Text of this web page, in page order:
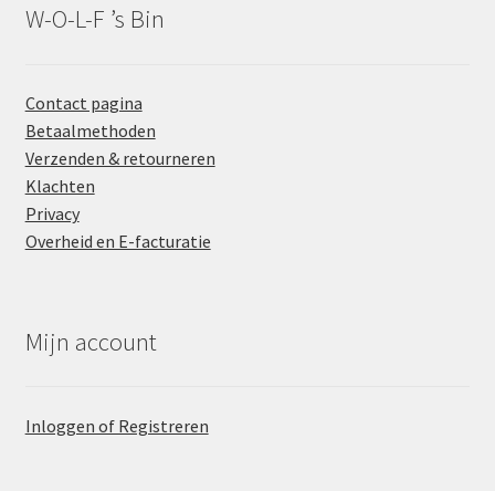
W-O-L-F ’s Bin
Contact pagina
Betaalmethoden
Verzenden & retourneren
Klachten
Privacy
Overheid en E-facturatie
Mijn account
Inloggen of Registreren